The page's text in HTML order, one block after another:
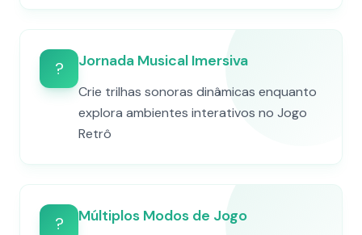
? Jornada Musical Imersiva
Crie trilhas sonoras dinâmicas enquanto
explora ambientes interativos no Jogo
Retrô
? Múltiplos Modos de Jogo